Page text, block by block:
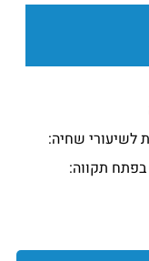
לשיעורי שחיה:
בפתח תקווה: